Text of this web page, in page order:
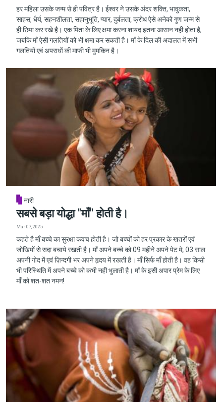
हर महिला उसके जन्म से ही पवित्र है। ईश्वर ने उसके अंदर शक्ति, भावुकता,
साहस, धैर्य, सहनशीलता, सहानुभूति, प्यार, दुर्बलता, क्रोध ऐसे अनेको गुण जन्म से
ही छिपा कर रखे है। एक पिता के लिए क्षमा करना शायद इतना आसान नही होता है,
जबकि माँ ऐसी गलतियों को भी क्षमा कर सकती है। माँ के दिल की अदालत में सभी
गलतियों एवं अपराधों की माफी भी मुमकिन है।
नारी
सबसे बड़ा योद्धा "माँ" होती है।
Mar 07, 2025
कहते है माँ बच्चे का सुरक्षा कवच होती है। जो बच्चों को हर प्रकार के खतरों एवं
जोखिमों से सदा बचाये रखती है। माँ अपने बच्चे को 09 महीने अपने पेट मे, 03 साल
अपनी गोद में एवं ज़िन्दगी भर अपने हृदय में रखती है। माँ सिर्फ माँ होती है। वह किसी
भी परिस्थिति में अपने बच्चे को कभी नही भुलाती है। माँ के इसी अपार प्रेम के लिए
माँ को शत-शत नमन!